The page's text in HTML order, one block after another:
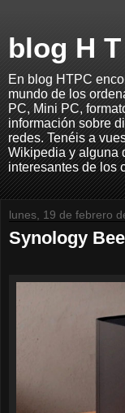
blog H
En blog HTPC
mundo de los
PC, Mini PC,
información sobre
redes. Tenéis a
Wikipedia y alguna
interesantes de los
lunes, 19 de febrero
Synology